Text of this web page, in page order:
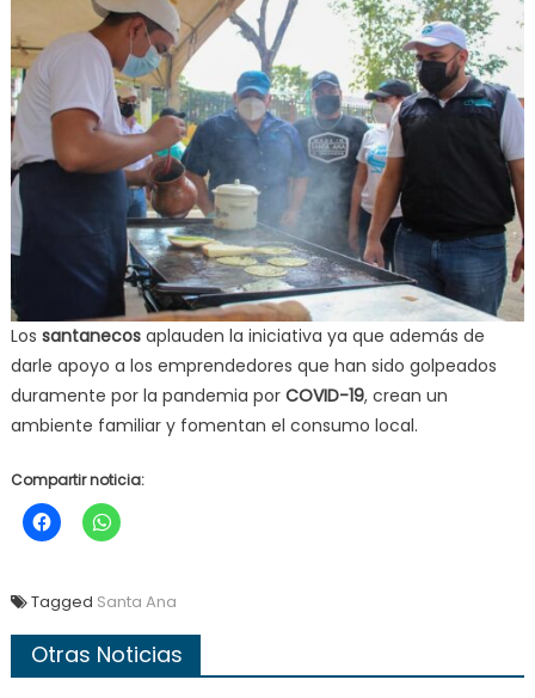
Los santanecos aplauden la iniciativa ya que además de
darle apoyo a los emprendedores que han sido golpeados
duramente por la pandemia por COVID-19, crean un
ambiente familiar y fomentan el consumo local.
Compartir noticia:
Tagged Santa Ana
Otras Noticias